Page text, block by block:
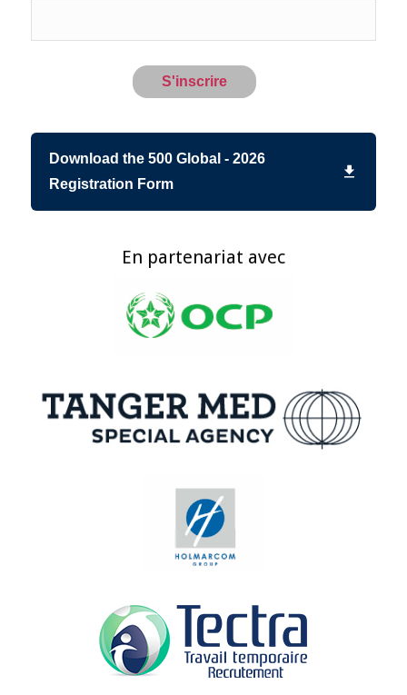
Download the 500 Global - 2026
Registration Form
En partenariat avec